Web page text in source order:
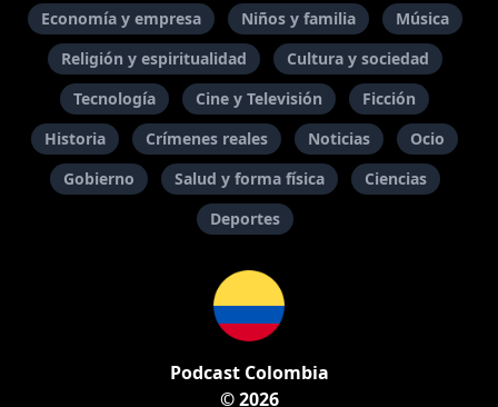
Economía y empresa
Niños y familia
Música
Religión y espiritualidad
Cultura y sociedad
Tecnología
Cine y Televisión
Ficción
Historia
Crímenes reales Noticias
Ocio
Gobierno
Salud y forma física
Ciencias
Deportes
Podcast Colombia
© 2026